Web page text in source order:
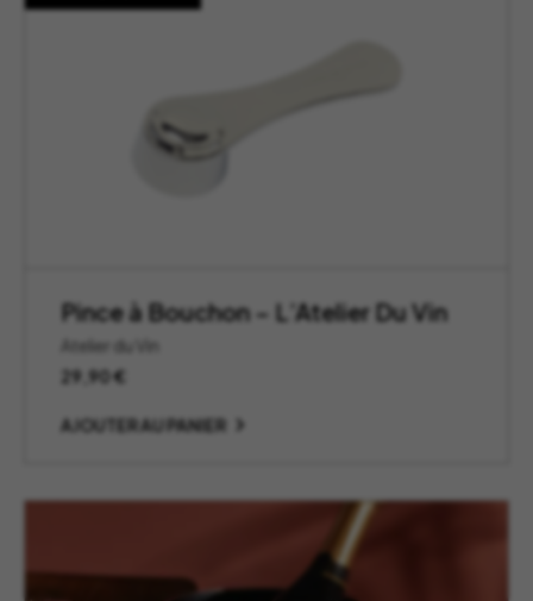
Pince à Bouchon – L’Atelier Du Vin
Atelier du Vin
29,90€
AJOUTER AU PANIER